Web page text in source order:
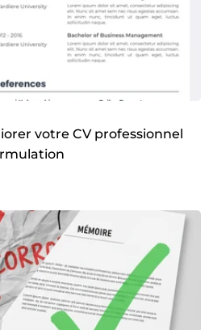
demandes. À bientôt !
votre CV professionnel